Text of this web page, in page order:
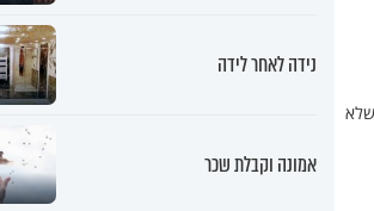
נידה לאחר לידה
אמונה וקבלת שכר